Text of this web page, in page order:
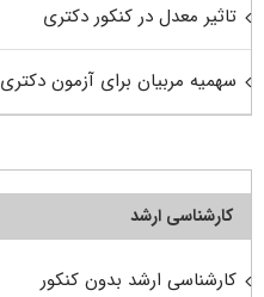
تاثیر معدل در کنکور دکتری
سهمیه مربیان برای آزمون دکتری
کارشناسی ارشد
کارشناسی ارشد بدون کنکور